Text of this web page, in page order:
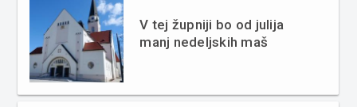
V tej župniji bo od julija
manj nedeljskih maš